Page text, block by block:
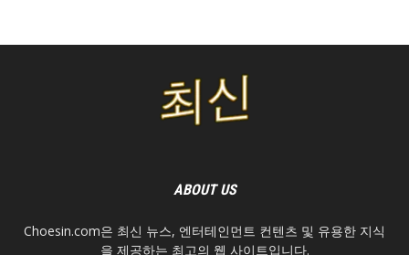
ABOUT US
Choesin.com은 최신 뉴스, 엔터테인먼트 컨텐츠 및 유용한 지식
을 제공하는 최고의 웹 사이트입니다.